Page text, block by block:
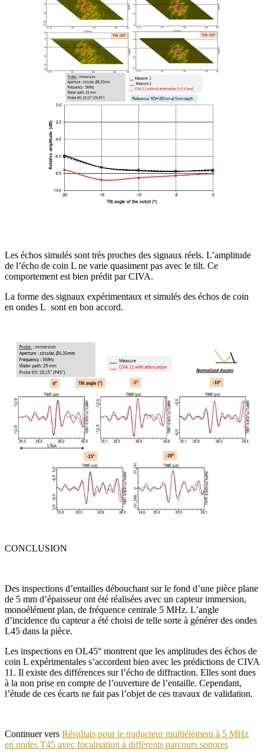
Les échos simulés sont très proches des signaux réels. L’amplitude
de l’écho de coin L ne varie quasiment pas avec le tilt. Ce
comportement est bien prédit par CIVA.
La forme des signaux expérimentaux et simulés des échos de coin
en ondes L sont en bon accord.
CONCLUSION
Des inspections d’entailles débouchant sur le fond d’une pièce plane
de 5 mm d’épaisseur ont été réalisées avec un capteur immersion,
monoélément plan, de fréquence centrale 5 MHz. L’angle
d’incidence du capteur a été choisi de telle sorte à générer des ondes
L45 dans la pièce.
Les inspections en OL45° montrent que les amplitudes des échos de
coin L expérimentales s’accordent bien avec les prédictions de CIVA
11. Il existe des différences sur l’écho de diffraction. Elles sont dues
à la non prise en compte de l’ouverture de l’entaille. Cependant,
l’étude de ces écarts ne fait pas l’objet de ces travaux de validation.
Continuer vers Résultats pour le traducteur multiélément à 5 MHz
en ondes T45 avec focalisation à différents parcours sonores